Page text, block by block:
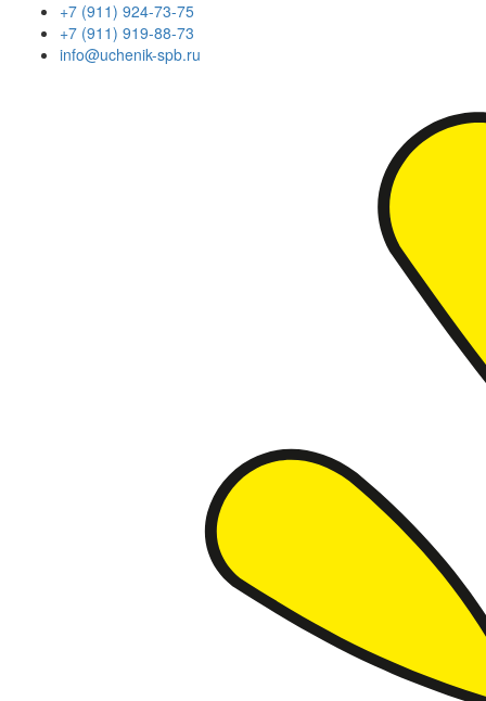
+7 (911) 924-73-75
+7 (911) 919-88-73
info@uchenik-spb.ru